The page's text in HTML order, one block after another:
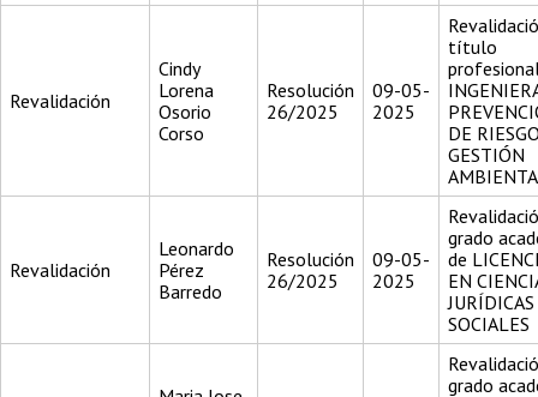
Revalidación
Cindy
Lorena
Osorio
Corso
Resolución
26/2025
09-05-
2025
título
DE
GESTIÓN
Revalidación
Leonardo
Pérez
Barredo
Resolución
26/2025
09-05-
2025
grado
de
EN
SOCIALES
grado